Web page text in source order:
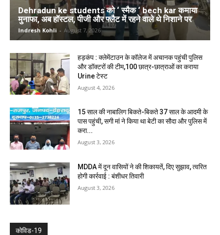
Dehradun ke students को ‘ स्मैक ‘ bech kar कमाया
मुनाफा, अब हॉस्टल, पीजी और फ्लैट में रहने वाले थे निशाने पर
Indresh Kohli - August 7, 2026
हड़कंप : क्लेमेंटाउन के कॉलेज में अचानक पहुंची पुलिस
और डॉक्टरों की टीम,100 छात्र-छात्राओं का कराया
Urine टेस्ट
August 4, 2026
15 साल की नाबालिग बिकते-बिकते 37 साल के आदमी के
पास पहुंची, सगी मां ने किया था बेटी का सौदा और पुलिस में
करा...
August 3, 2026
MDDA में दून वासियों ने की शिकायतें, दिए सुझाव, त्वरित
होगी कार्रवाई : बंशीधर तिवारी
August 3, 2026
कोविड-19